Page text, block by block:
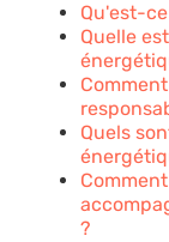
Qu'est-
Quelle
Quels
?